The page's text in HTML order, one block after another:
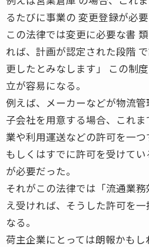
るたびに事業の 変更登録が必要
この法律では変更に必要な書
れば、計画が認定された段階
更したとみなします」 この制
立が容易になる。
例えば、メーカーなどが物流
子会社を用意する場合、これ
業や利用運送などの許可を一つ
もしくはすでに許可を受けて
が必要だった。
それがこの法律では「流通業
え受ければ、そうした許可を
なる。
荷主企業にとっては朗報かもし